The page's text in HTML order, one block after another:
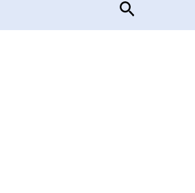
Pesquisar